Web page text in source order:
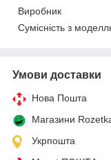
Виробник
Сумісність з
Умови доставки
Нова Пошта
Магазини
Укрпошта